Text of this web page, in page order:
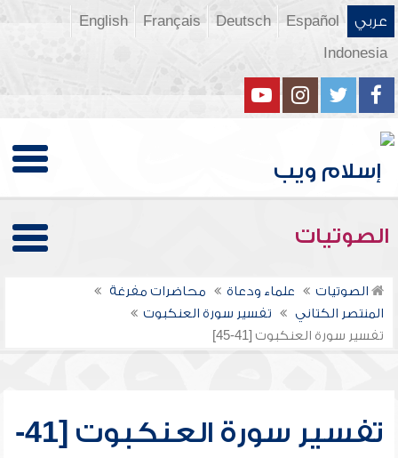
عربي Español
Deutsch
Français
English
Indonesia
الصوتيات
الصوتيات علماء ودعاة
محاضرات مفرغة
المنتصر الكتاني
تفسير سورة العنكبوت
تفسير سورة العنكبوت [41-45]
تفسير سورة العنكبوت [41-